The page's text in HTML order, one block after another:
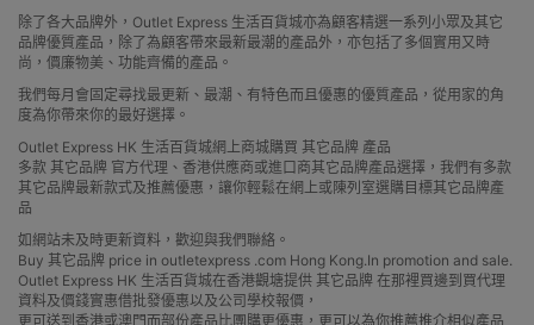
除了各大品牌外，Outlet Express 生活百貨城亦為顧客精選一系列小眾及其它
品牌優質產品，除了為顧客帶來最新最潮的產品外，亦包括了多個實用又時
尚，價廉物美、功能齊備的產品。
我們每月會固定尋找最更新、最潮、有特色而且優惠的優質產品，從用家的角
度為你帶來你的最好選擇。
Outlet Express HK 生活百貨城網上商城購買 其它品牌 產品
多款 其它品牌 官方代理、香港供應商或進口商其它品牌產品選擇，我們有多款
其它品牌最新款式及推薦優惠，讓你輕鬆在網上或陳列室選購目標其它品牌產
品
如網站未及時更新資料，歡迎與我們聯絡。
Buy 其它品牌 price in outletexpress .com Hong Kong.In promotion and sale.
Outlet Express HK 生活百貨城在香港觀塘提供 其它品牌 在那裡買邊到買代理
資料及價錢實惠借批發優惠以及公司學校報價，
更可送到香港或澳門而部份產品比團購更優惠，更可以為你推薦推介相似產品